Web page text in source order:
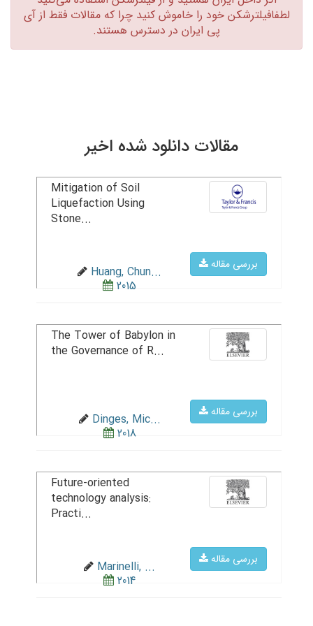
لطفافیلترشکن خود را خاموش کنید چرا که مقالات فقط از آی
پی ایران در دسترس هستند.‏
مقالات دانلود شده اخیر
بررسی مقاله
Mitigation of Soil
Liquefaction Using
Stone...
Huang, Chun...
2015
بررسی مقاله
The Tower of Babylon in
the Governance of R...
Dinges, Mic...
2018
بررسی مقاله
Future-oriented
technology analysis:
Practi...
Marinelli, ...
2014